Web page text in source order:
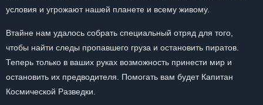
условия и угрожают нашей планете и всему живому.
Втайне нам удалось собрать специальный отряд для того,
чтобы найти следы пропавшего груза и остановить пиратов.
Теперь только в ваших руках возможность принести мир и
остановить их предводителя. Помогать вам будет Капитан
Космической Разведки.